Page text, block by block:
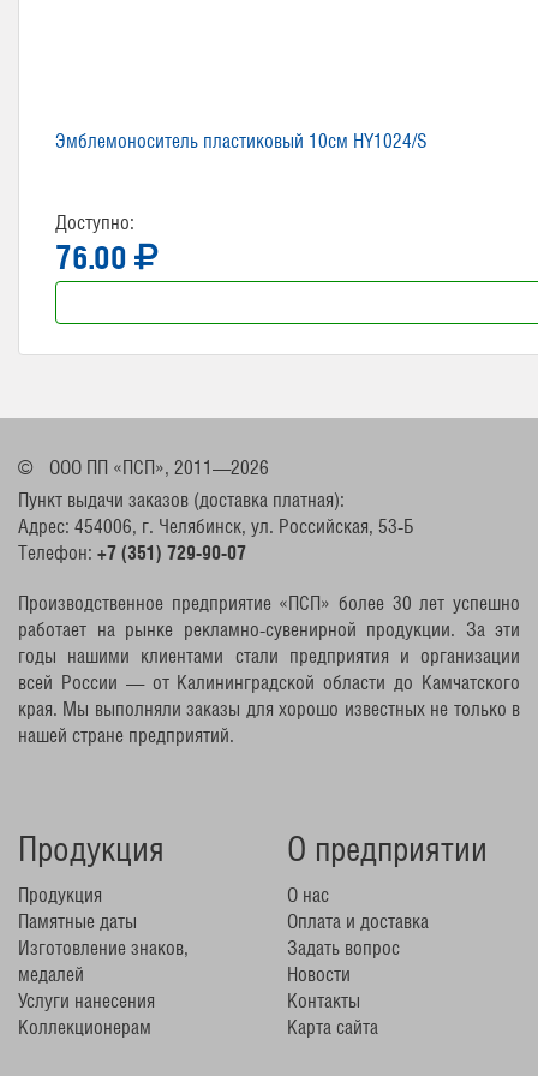
Эмблемоноситель пластиковый 10см HY1024/S
Доступно:
76.00
©
ООО ПП «ПСП», 2011—2026
Пункт выдачи заказов (доставка платная):
Адрес: 454006, г. Челябинск, ул. Российская, 53-Б
Телефон: +7 (351) 729-90-07
Производственное предприятие «ПСП» более 30 лет успешно
работает на рынке рекламно-сувенирной продукции. За эти
годы нашими клиентами стали предприятия и организации
всей России — от Калининградской области до Камчатского
края. Мы выполняли заказы для хорошо известных не только в
нашей стране предприятий.
Продукция
Продукция
Памятные даты
Изготовление знаков,
медалей
Услуги нанесения
Коллекционерам
О предприятии
О нас
Оплата и доставка
Задать вопрос
Новости
Контакты
Карта сайта